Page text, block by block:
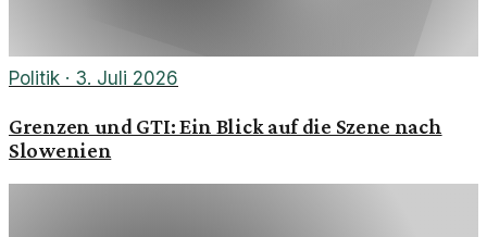
Politik · 3. Juli 2026
Grenzen und GTI: Ein Blick auf die Szene nach
Slowenien